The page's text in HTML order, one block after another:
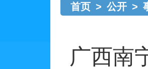
首页 > 公开 >
广西南